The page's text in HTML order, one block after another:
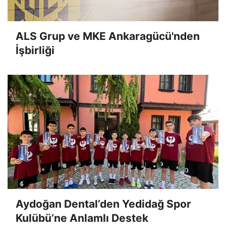
ALS Grup ve MKE Ankaragücü'nden
İşbirliği
Aydoğan Dental’den Yedidağ Spor
Kulübü’ne Anlamlı Destek